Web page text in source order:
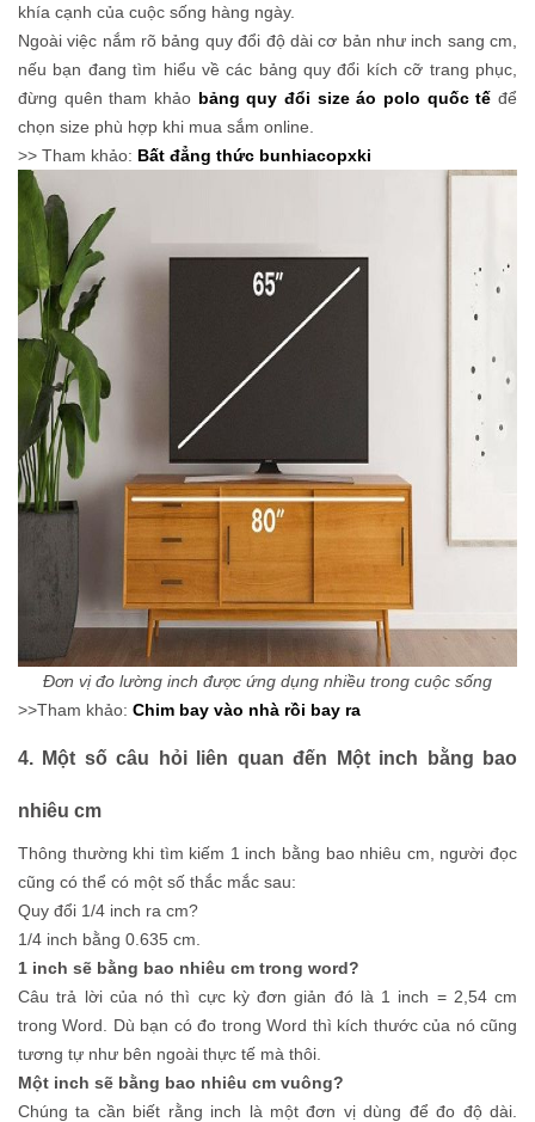
khía cạnh của cuộc sống hàng ngày.
Ngoài việc nắm rõ bảng quy đổi độ dài cơ bản như inch sang cm,
nếu bạn đang tìm hiểu về các bảng quy đổi kích cỡ trang phục,
đừng quên tham khảo bảng quy đổi size áo polo quốc tế để
chọn size phù hợp khi mua sắm online.
>> Tham khảo: Bất đẳng thức bunhiacopxki
Đơn vị đo lường inch được ứng dụng nhiều trong cuộc sống
>>Tham khảo: Chim bay vào nhà rồi bay ra​
4. Một số câu hỏi liên quan đến Một inch bằng bao
nhiêu cm
Thông thường khi tìm kiếm 1 inch bằng bao nhiêu cm, người đọc
cũng có thể có một số thắc mắc sau:
Quy đổi 1/4 inch ra cm?
1/4 inch bằng 0.635 cm.
1 inch sẽ bằng bao nhiêu cm trong word?
Câu trả lời của nó thì cực kỳ đơn giản đó là 1 inch = 2,54 cm
trong Word. Dù bạn có đo trong Word thì kích thước của nó cũng
tương tự như bên ngoài thực tế mà thôi.
Một inch sẽ bằng bao nhiêu cm vuông?
Chúng ta cần biết rằng inch là một đơn vị dùng để đo độ dài.